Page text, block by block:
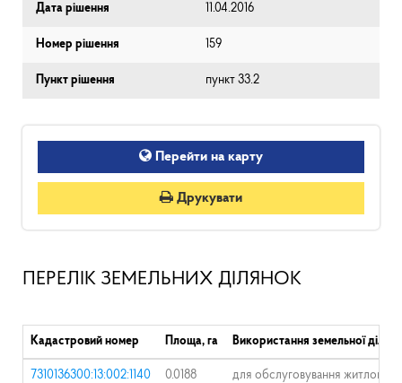
Дата рішення 11.04.2016
Номер рішення 159
Пункт рішення пункт 33.2
Перейти на карту
Друкувати
ПЕРЕЛІК ЗЕМЕЛЬНИХ ДІЛЯНОК
Кадастровий номер Площа, га Використання земельної
7310136300:13:002:1140 0.0188 для обслуговування